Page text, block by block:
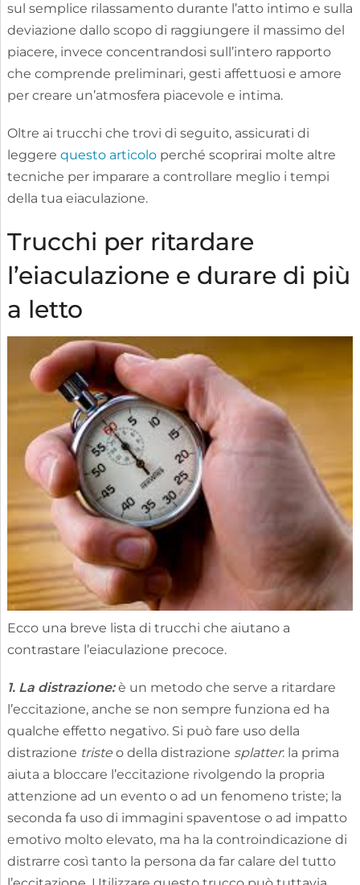
sul semplice rilassamento durante l’atto intimo e sulla
deviazione dallo scopo di raggiungere il massimo del
piacere, invece concentrandosi sull’intero rapporto
che comprende preliminari, gesti affettuosi e amore
per creare un’atmosfera piacevole e intima.
Oltre ai trucchi che trovi di seguito, assicurati di
leggere questo articoloperché scoprirai molte altre
tecniche per imparare a controllare meglio i tempi
della tua eiaculazione.
Trucchi per ritardare
l’eiaculazione e durare di più
a letto
Ecco una breve lista di trucchi che aiutano a
contrastare l’eiaculazione precoce.
1. La distrazione:è un metodo che serve a ritardare
l’eccitazione, anche se non sempre funziona ed ha
qualche effetto negativo. Si può fare uso della
distrazione tristeo della distrazione splatter: la prima
aiuta a bloccare l’eccitazione rivolgendo la propria
attenzione ad un evento o ad un fenomeno triste; la
seconda fa uso di immagini spaventose o ad impatto
emotivo molto elevato, ma ha la controindicazione di
distrarre così tanto la persona da far calare del tutto